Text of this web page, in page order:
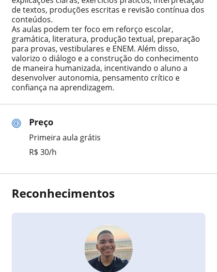
Preço
Primeira aula grátis
R$ 30/h
de textos, produções escritas e revisão contínua dos
conteúdos.
As aulas podem ter foco em reforço escolar,
gramática, literatura, produção textual, preparação
para provas, vestibulares e ENEM. Além disso,
valorizo o diálogo e a construção do conhecimento
de maneira humanizada, incentivando o aluno a
desenvolver autonomia, pensamento crítico e
confiança na aprendizagem.
Reconhecimentos